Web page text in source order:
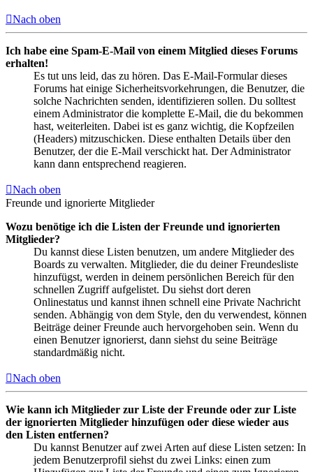
Nach oben
Ich habe eine Spam-E-Mail von einem Mitglied dieses Forums
erhalten!
Es tut uns leid, das zu hören. Das E-Mail-Formular dieses
Forums hat einige Sicherheitsvorkehrungen, die Benutzer, die
solche Nachrichten senden, identifizieren sollen. Du solltest
einem Administrator die komplette E-Mail, die du bekommen
hast, weiterleiten. Dabei ist es ganz wichtig, die Kopfzeilen
(Headers) mitzuschicken. Diese enthalten Details über den
Benutzer, der die E-Mail verschickt hat. Der Administrator
kann dann entsprechend reagieren.
Nach oben
Freunde und ignorierte Mitglieder
Wozu benötige ich die Listen der Freunde und ignorierten
Mitglieder?
Du kannst diese Listen benutzen, um andere Mitglieder des
Boards zu verwalten. Mitglieder, die du deiner Freundesliste
hinzufügst, werden in deinem persönlichen Bereich für den
schnellen Zugriff aufgelistet. Du siehst dort deren
Onlinestatus und kannst ihnen schnell eine Private Nachricht
senden. Abhängig von dem Style, den du verwendest, können
Beiträge deiner Freunde auch hervorgehoben sein. Wenn du
einen Benutzer ignorierst, dann siehst du seine Beiträge
standardmäßig nicht.
Nach oben
Wie kann ich Mitglieder zur Liste der Freunde oder zur Liste
der ignorierten Mitglieder hinzufügen oder diese wieder aus
den Listen entfernen?
Du kannst Benutzer auf zwei Arten auf diese Listen setzen: In
jedem Benutzerprofil siehst du zwei Links: einen zum